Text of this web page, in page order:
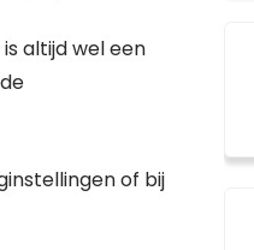
altijd wel een
of bij